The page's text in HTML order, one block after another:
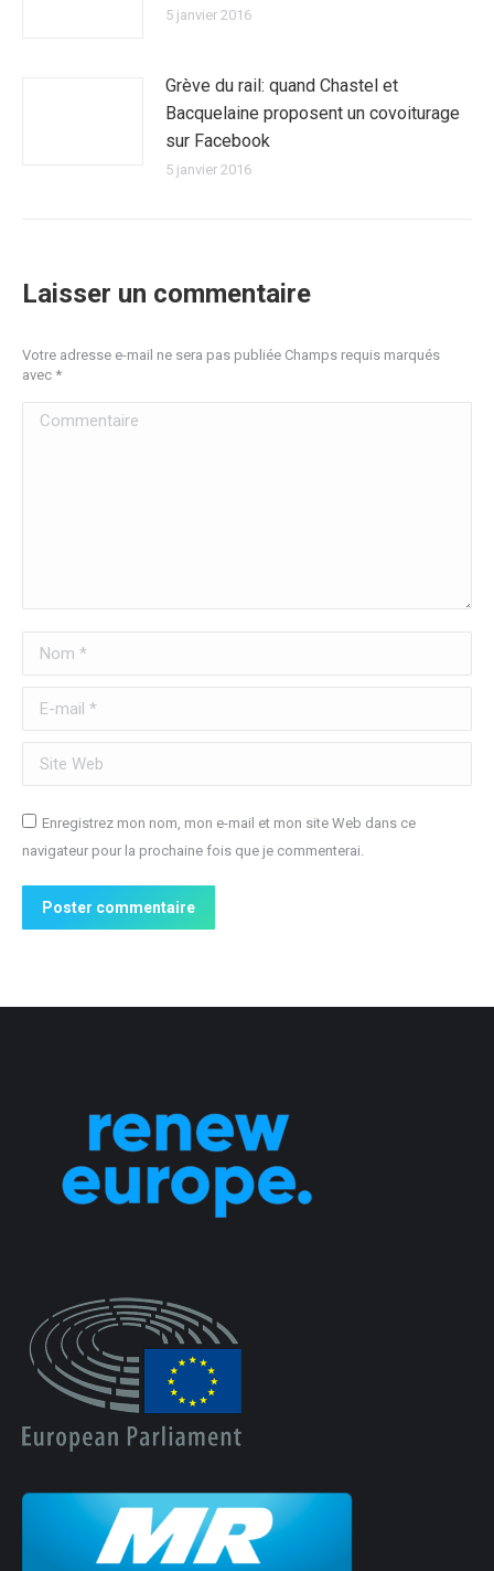
5 janvier 2016
Grève du rail: quand Chastel et
Bacquelaine proposent un covoiturage
sur Facebook
5 janvier 2016
Laisser un commentaire
Votre adresse e-mail ne sera pas publiée Champs requis marqués
avec *
Commentaire
Nom *
E-mail *
Site Web
Enregistrez mon nom, mon e-mail et mon site Web dans ce
navigateur pour la prochaine fois que je commenterai.
Poster commentaire